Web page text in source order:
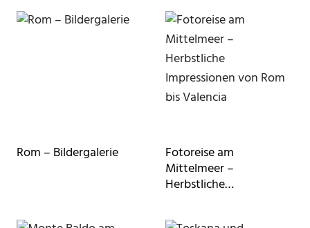
Rom – Bildergalerie Fotoreise am
Mittelmeer –
Herbstliche
bis Valencia